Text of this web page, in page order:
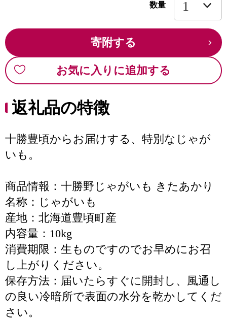
数量
寄附する
お気に入りに追加する
返礼品の特徴
十勝豊頃からお届けする、特別なじゃが
いも。
商品情報：十勝野じゃがいも きたあかり
名称：じゃがいも
産地：北海道豊頃町産
内容量：10kg
消費期限：生ものですのでお早めにお召
し上がりください。
保存方法：届いたらすぐに開封し、風通し
の良い冷暗所で表面の水分を乾かしてくだ
さい。